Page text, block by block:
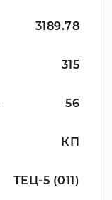
3189.78
315
56
КП
ТЕЦ-5 (011)